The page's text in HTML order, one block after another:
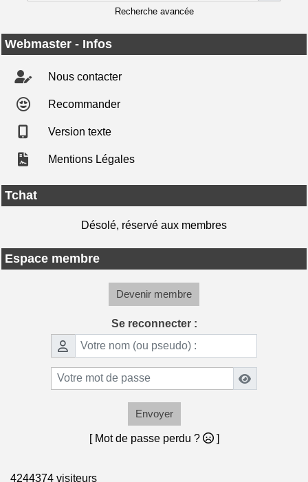
Recherche avancée
Webmaster - Infos
Nous contacter
Recommander
Version texte
Mentions Légales
Tchat
Désolé, réservé aux membres
Espace membre
Devenir membre
Se reconnecter :
Envoyer
[ Mot de passe perdu ? ]
4244374 visiteurs